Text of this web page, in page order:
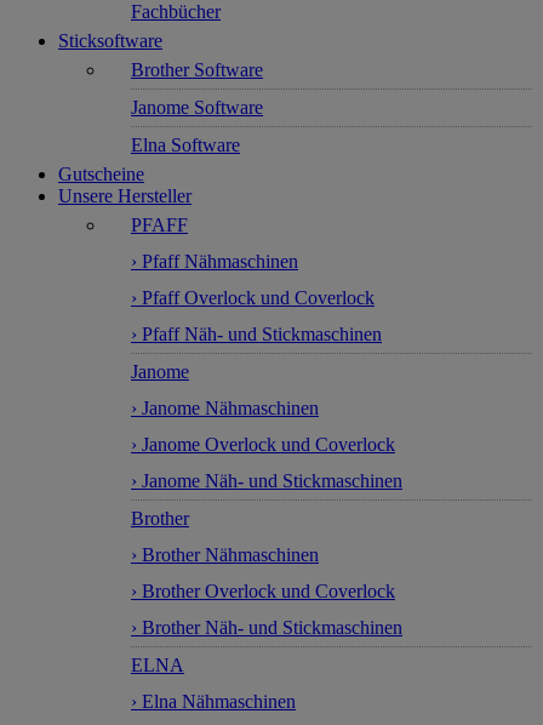
Fachbücher
Sticksoftware
Brother Software
Janome Software
Elna Software
Gutscheine
Unsere Hersteller
PFAFF
› Pfaff Nähmaschinen
› Pfaff Overlock und Coverlock
› Pfaff Näh- und Stickmaschinen
Janome
› Janome Nähmaschinen
› Janome Overlock und Coverlock
› Janome Näh- und Stickmaschinen
Brother
› Brother Nähmaschinen
› Brother Overlock und Coverlock
› Brother Näh- und Stickmaschinen
ELNA
› Elna Nähmaschinen